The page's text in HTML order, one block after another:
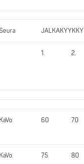
JALKAKYYKKY
1. 2.
KaVo 60 70
KaVo 75 80